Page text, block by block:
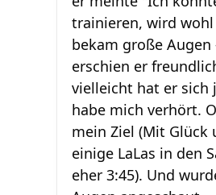
trainieren, wird wohl
bekam große Augen
erschien er
vielleicht hat er sich
habe mich verhört.
mein Ziel (Mit Glück
einige LaLas in den
eher 3:45). Und